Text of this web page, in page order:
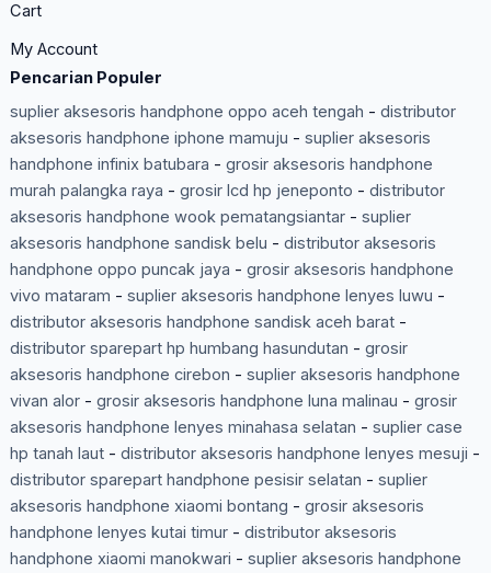
Cart
My Account
Pencarian Populer
suplier aksesoris handphone oppo aceh tengah - distributor
aksesoris handphone iphone mamuju - suplier aksesoris
handphone infinix batubara - grosir aksesoris handphone
murah palangka raya - grosir lcd hp jeneponto - distributor
aksesoris handphone wook pematangsiantar- suplier
aksesoris handphone sandisk belu - distributor aksesoris
handphone oppo puncak jaya - grosir aksesoris handphone
vivo mataram - suplier aksesoris handphone lenyes luwu -
distributor aksesoris handphone sandisk aceh barat-
distributor sparepart hp humbang hasundutan - grosir
aksesoris handphone cirebon - suplier aksesoris handphone
vivan alor- grosir aksesoris handphone luna malinau - grosir
aksesoris handphone lenyes minahasa selatan - suplier case
hp tanah laut- distributor aksesoris handphone lenyes mesuji -
distributor sparepart handphone pesisir selatan - suplier
aksesoris handphone xiaomi bontang - grosir aksesoris
handphone lenyes kutai timur- distributor aksesoris
handphone xiaomi manokwari - suplier aksesoris handphone